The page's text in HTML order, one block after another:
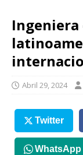
Ingeniera
Abril 29, 2024
Twitter
WhatsApp